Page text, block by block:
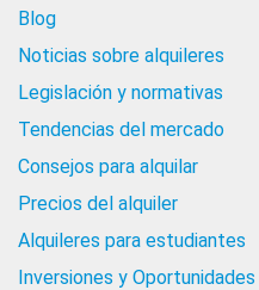
Blog
Noticias sobre alquileres
Legislación y normativas
Tendencias del mercado
Consejos para alquilar
Precios del alquiler
Alquileres para estudiantes
Inversiones y Oportunidades